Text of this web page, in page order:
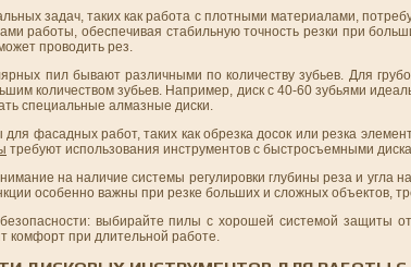
задач, таких как работа с плотными материалами,
работы, обеспечивая стабильную точность резки при
проводить рез.
пил бывают различными по количеству зубьев. Для
количеством зубьев. Например, диск с 40-60 зубьями
специальные алмазные диски.
фасадных работ, таких как обрезка досок или резка
требуют использования инструментов с быстросъемными
на наличие системы регулировки глубины реза и
особенно важны при резке больших и сложных объектов,
выбирайте пилы с хорошей системой защиты
комфорт при длительной работе.